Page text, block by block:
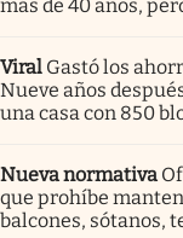
más de 40 años,
Viral Gastó los
Nueve años
una casa con 850
Nueva normativa
que prohíbe
balcones, sótanos,